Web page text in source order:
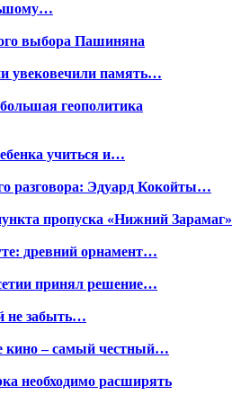
выбора Пашиняна
увековечили память…
геополитика
учиться и…
разговора: Эдуард Кокойты…
пропуска «Нижний Зарамаг»
древний орнамент…
принял решение…
не забыть…
кино – самый честный…
необходимо расширять